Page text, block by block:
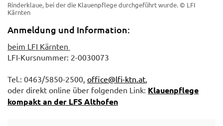
Rinderklaue, bei der die Klauenpflege durchgeführt wurde. © LFI
Kärnten
Anmeldung und Information:
beim LFI Kärnten
LFI-Kursnummer: 2-0030073
Tel.: 0463/5850-2500, office@lfi-ktn.at
oder direkt online über folgenden Link: Klauenpflege
kompakt an der LFS Althofen